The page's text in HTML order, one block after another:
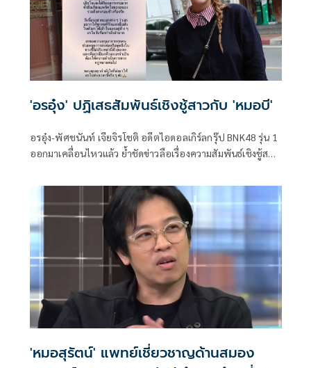
'อรอุ๋ง' ปฏิเสธสัมพันธ์เชิงชู้สาวกับ 'หมอบี'
อรอุ๋ง-พัศชนันท์ เจียจิรโชติ อดีตไอดอลเกิร์ลกรุ๊ป BNK48 รุ่น 1
ออกมาเคลื่อนไหวแล้ว ย้ำชัดข่าวลือเรื่องความสัมพันธ์เชิงชู้สาว
และภรรยาเหมือนพ่อแม่
'หมอสุรัตน์' แพทย์เชี่ยวชาญด้านสมอง